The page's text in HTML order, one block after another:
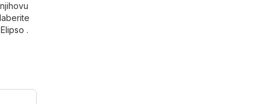
Elipso .